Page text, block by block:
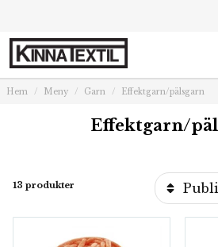
Hem Meny Garn Effektgarn/pälsgarn
Effektgarn/
13 produkter